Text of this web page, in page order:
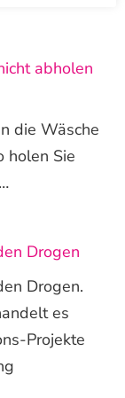
abholen
die Wäsche
holen Sie
Drogen
Drogen.
es
Projekte